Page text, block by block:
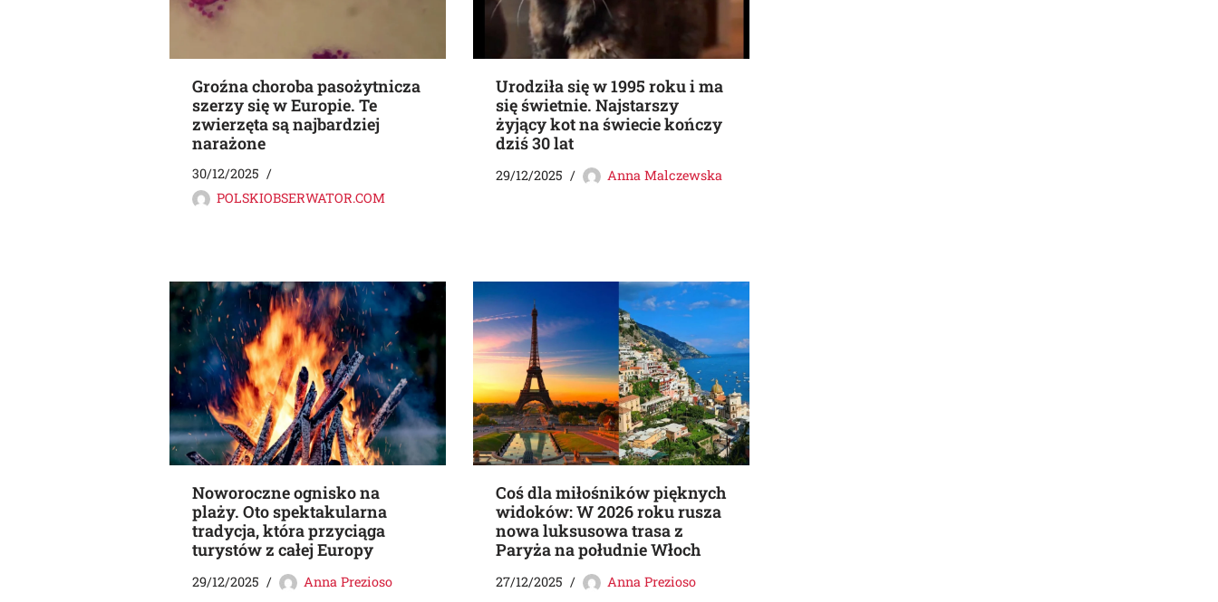
Groźna choroba pasożytnicza
szerzy się w Europie. Te
zwierzęta są najbardziej
narażone
30/12/2025
POLSKIOBSERWATOR.COM
Urodziła się w 1995 roku i ma
się świetnie. Najstarszy
żyjący kot na świecie kończy
dziś 30 lat
29/12/2025 Anna Malczewska
Noworoczne ognisko na
plaży. Oto spektakularna
tradycja, która przyciąga
turystów z całej Europy
29/12/2025 Anna Prezioso
Coś dla miłośników pięknych
widoków: W 2026 roku rusza
nowa luksusowa trasa z
Paryża na południe Włoch
27/12/2025 Anna Prezioso